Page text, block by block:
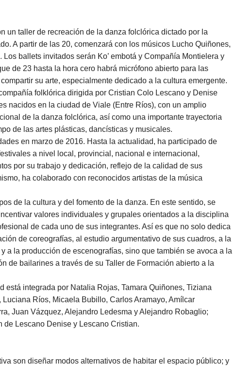
un taller de recreación de la danza folclórica dictado por la
A partir de las 20, comenzará con los músicos Lucho Quiñones,
Los ballets invitados serán Ko’ embotá y Compañía Montielera y
de 23 hasta la hora cero habrá micrófono abierto para las
su arte, especialmente dedicado a la cultura emergente.
folklórica dirigida por Cristian Colo Lescano y Denise
nacidos en la ciudad de Viale (Entre Ríos), con un amplio
de la danza folclórica, así como una importante trayectoria
de las artes plásticas, dancísticas y musicales.
en marzo de 2016. Hasta la actualidad, ha participado de
a nivel local, provincial, nacional e internacional,
por su trabajo y dedicación, reflejo de la calidad de sus
ha colaborado con reconocidos artistas de la música
de la cultura y del fomento de la danza. En este sentido, se
valores individuales y grupales orientados a la disciplina
de cada uno de sus integrantes. Así es que no solo dedica
de coreografías, al estudio argumentativo de sus cuadros, a la
a la producción de escenografías, sino que también se avoca a la
de bailarines a través de su Taller de Formación abierto a la
está integrada por Natalia Rojas, Tamara Quiñones, Tiziana
Luciana Ríos, Micaela Bubillo, Carlos Aramayo, Amílcar
Juan Vázquez, Alejandro Ledesma y Alejandro Robaglio;
de Lescano Denise y Lescano Cristian.
son diseñar modos alternativos de habitar el espacio público; y